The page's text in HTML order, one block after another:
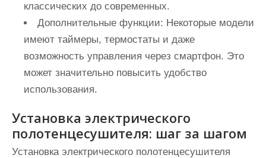
классических до современных.
Дополнительные функции: Некоторые модели
имеют таймеры, термостаты и даже
возможность управления через смартфон. Это
может значительно повысить удобство
использования.
Установка электрического
полотенцесушителя: шаг за шагом
Установка электрического полотенцесушителя